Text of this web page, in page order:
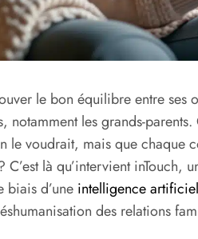
le bon équilibre entre ses
notamment les grands-
le voudrait, mais que chaque
C’est là qu’intervient
biais d’une intelligence
des relations